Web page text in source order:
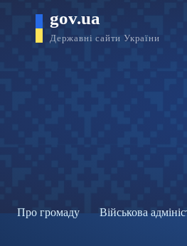
gov.ua
Державні сайти України
Про громаду Військова